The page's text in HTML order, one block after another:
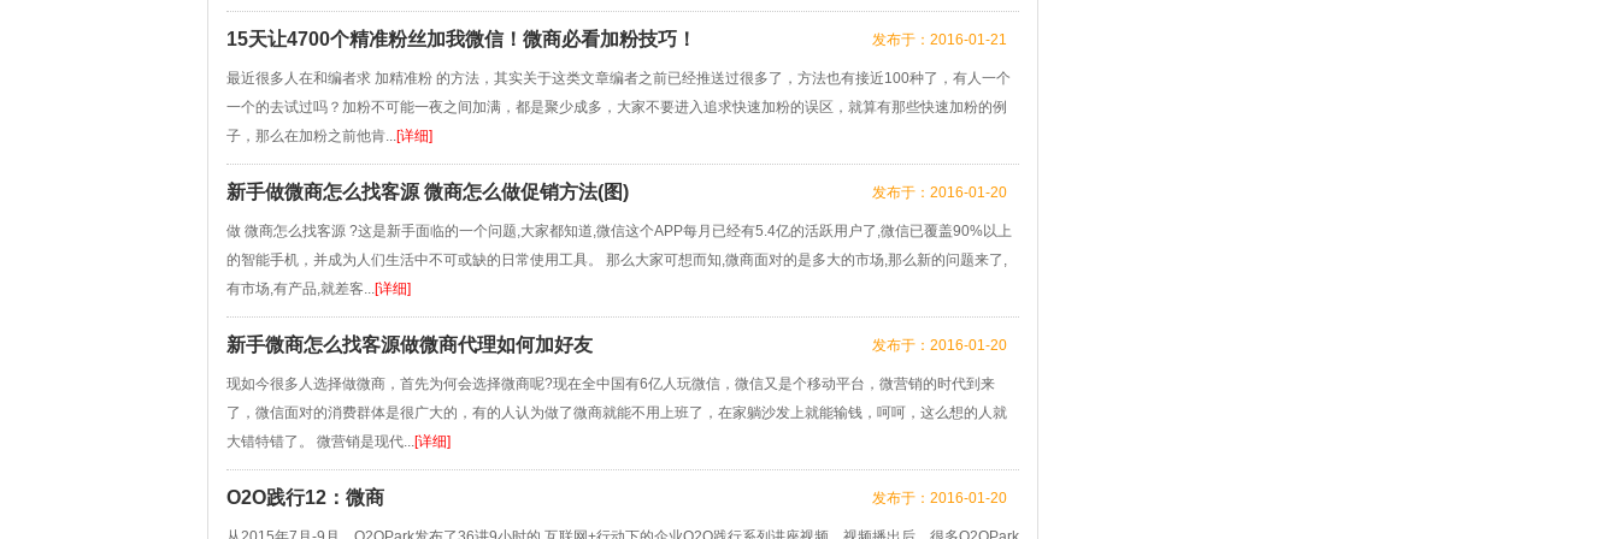
15天让4700个精准粉丝加我微信！微商必看加粉技巧！ 发布于：2016-01-21
最近很多人在和编者求 加精准粉 的方法，其实关于这类文章编者之前已经推送过很多了，方法也有接近100种了，有人一个
一个的去试过吗？加粉不可能一夜之间加满，都是聚少成多，大家不要进入追求快速加粉的误区，就算有那些快速加粉的例
子，那么在加粉之前他肯...[详细]
新手做微商怎么找客源 微商怎么做促销方法(图) 发布于：2016-01-20
做 微商怎么找客源 ?这是新手面临的一个问题,大家都知道,微信这个APP每月已经有5.4亿的活跃用户了,微信已覆盖90%以上
的智能手机，并成为人们生活中不可或缺的日常使用工具。 那么大家可想而知,微商面对的是多大的市场,那么新的问题来了,
有市场,有产品,就差客...[详细]
新手微商怎么找客源做微商代理如何加好友 发布于：2016-01-20
现如今很多人选择做微商，首先为何会选择微商呢?现在全中国有6亿人玩微信，微信又是个移动平台，微营销的时代到来
了，微信面对的消费群体是很广大的，有的人认为做了微商就能不用上班了，在家躺沙发上就能输钱，呵呵，这么想的人就
大错特错了。 微营销是现代...[详细]
O2O践行12：微商 发布于：2016-01-20